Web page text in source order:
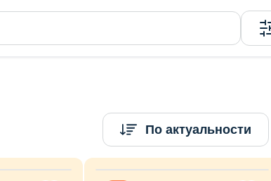
По актуальности
и доступные цены на Domovita - страница 19